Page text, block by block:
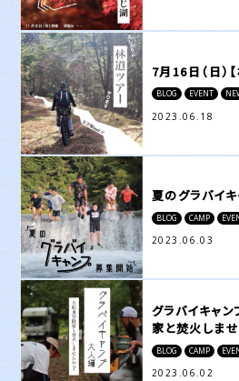
7月16日（日）
BLOG EVENT
2023.06.18
夏のグラバイ
BLOG CAMP
2023.06.03
グラバイキャ
家と焚火しま
BLOG CAMP
2023.06.02